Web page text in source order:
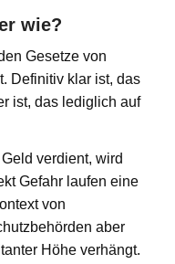
wie?
Gesetze von
Definitiv klar ist, das
ist, das lediglich auf
verdient, wird
Gefahr laufen eine
von
aber
Höhe verhängt.